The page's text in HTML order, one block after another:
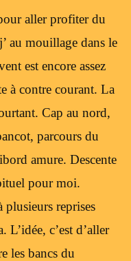
aller profiter du
au mouillage dans le
est encore assez
à contre courant. La
Cap au nord,
parcours du
amure. Descente
pour moi.
plusieurs reprises
L’idée, c’est d’aller
les bancs du